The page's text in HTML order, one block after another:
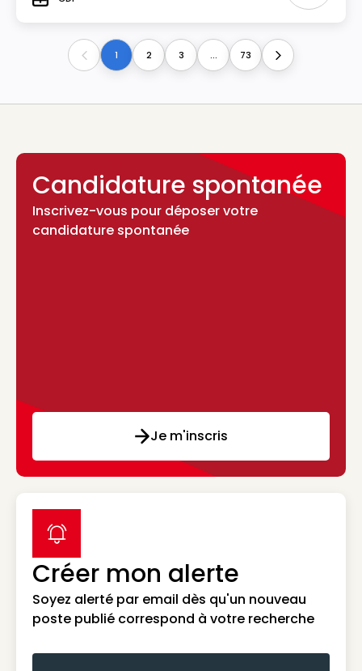
Type
Previous1 2 3 ... 73 Next
Candidature spontanée
Inscrivez-vous pour déposer votre
candidature spontanée
Je m'inscris
Créer mon alerte
Soyez alerté par email dès qu'un nouveau
poste publié correspond à votre recherche
label icon